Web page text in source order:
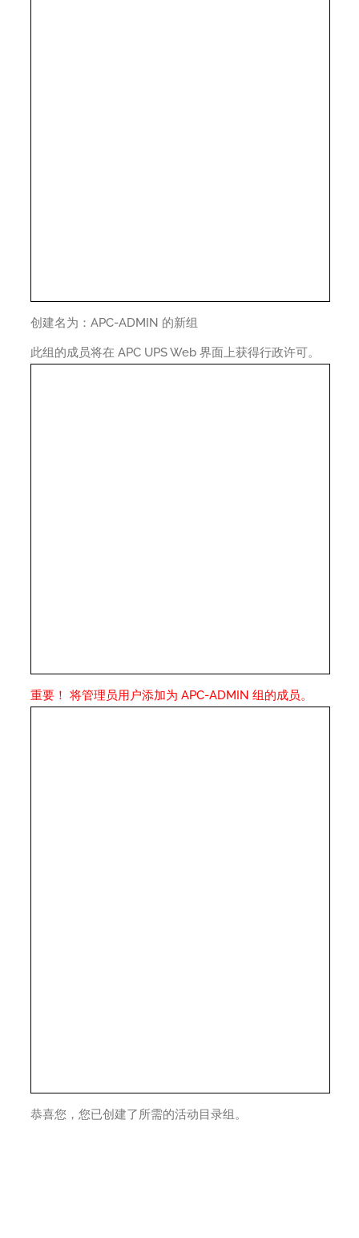
创建名为：APC-ADMIN 的新组
此组的成员将在 APC UPS Web 界面上获得行政许可。
重要！ 将管理员用户添加为 APC-ADMIN 组的成员。
恭喜您，您已创建了所需的活动目录组。